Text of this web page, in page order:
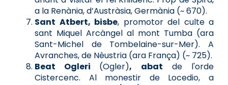
a la Renània, d’Austràsia, Germània (~ 670).
Sant Atbert, bisbe, promotor del culte a
sant Miquel Arcàngel al mont Tumba (ara
Sant-Michel de Tombelaine-sur-Mer). A
Avranches, de Nèustria (ara França) (~ 725).
Beat Ogleri (Ogler), abat de l'orde
Cistercenc. Al monestir de Locedio, a